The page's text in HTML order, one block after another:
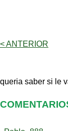
< ANTERIOR
queria saber si le